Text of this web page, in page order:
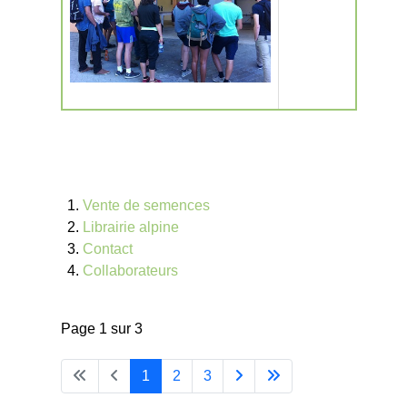
Vente de semences
Librairie alpine
Contact
Collaborateurs
Page 1 sur 3
1 2 3